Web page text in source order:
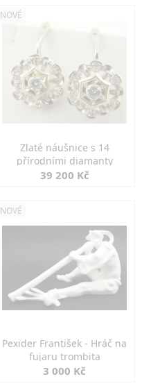
NOVÉ
Zlaté náušnice s 14
přírodními diamanty
39 200 Kč
NOVÉ
Pexider František - Hráč na
fujaru trombita
3 000 Kč